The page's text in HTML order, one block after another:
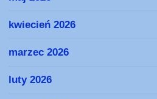
kwiecień 2026
marzec 2026
luty 2026